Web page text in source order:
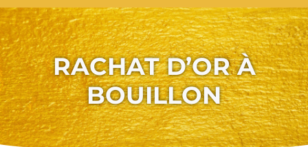
RACHAT D’OR À
BOUILLON